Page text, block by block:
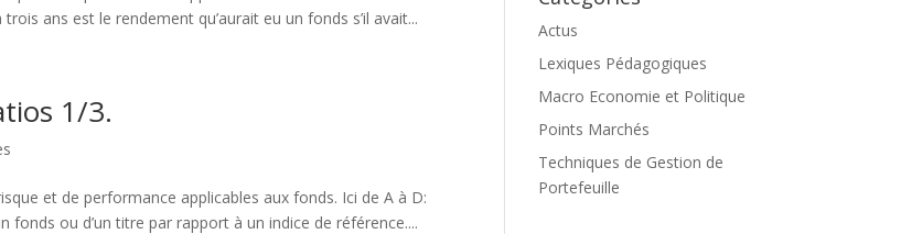
ans est le rendement qu’aurait eu un fonds s’il avait...
1/3.
et de performance applicables aux fonds. Ici de A à D:
fonds ou d’un titre par rapport à un indice de référence....
Actus
Lexiques Pédagogiques
Macro Economie et Politique
Points Marchés
Techniques de Gestion de
Portefeuille